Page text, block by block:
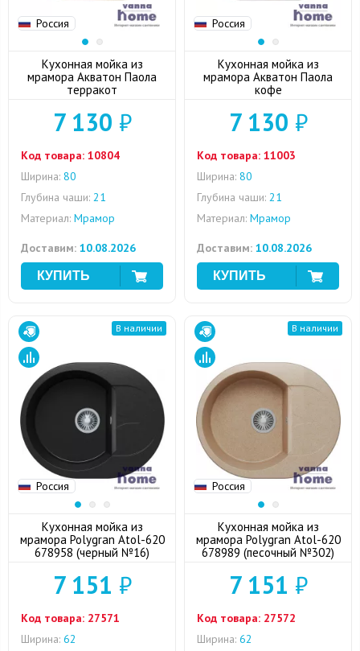
Россия
Кухонная мойка из
мрамора Акватон Паола
терракот
7 130 ₽
Код товара: 10804
Ширина: 80
Глубина чаши: 21
Материал: Мрамор
Доставим: 10.08.2026
Россия
Кухонная мойка из
мрамора Акватон Паола
кофе
7 130 ₽
Код товара: 11003
Ширина: 80
Глубина чаши: 21
Материал: Мрамор
Доставим: 10.08.2026
Россия
В наличии
Кухонная мойка из
мрамора Polygran Atol-620
678958 (черный №16)
7 151 ₽
Код товара: 27571
Ширина: 62
Россия
В наличии
Кухонная мойка из
мрамора Polygran Atol-620
678989 (песочный №302)
7 151 ₽
Код товара: 27572
Ширина: 62